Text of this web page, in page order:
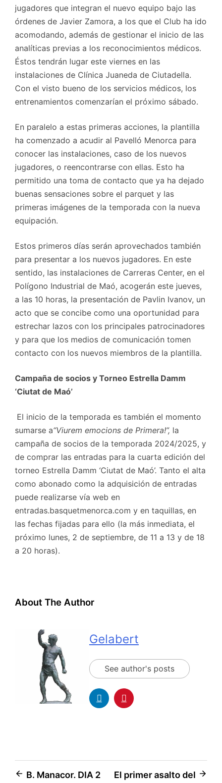
jugadores que integran el nuevo equipo bajo las
órdenes de Javier Zamora, a los que el Club ha ido
acomodando, además de gestionar el inicio de las
analíticas previas a los reconocimientos médicos.
Éstos tendrán lugar este viernes en las
instalaciones de Clínica Juaneda de Ciutadella.
Con el visto bueno de los servicios médicos, los
entrenamientos comenzarían el próximo sábado.
En paralelo a estas primeras acciones, la plantilla
ha comenzado a acudir al Pavelló Menorca para
conocer las instalaciones, caso de los nuevos
jugadores, o reencontrarse con ellas. Esto ha
permitido una toma de contacto que ya ha dejado
buenas sensaciones sobre el parquet y las
primeras imágenes de la temporada con la nueva
equipación.
Estos primeros días serán aprovechados también
para presentar a los nuevos jugadores. En este
sentido, las instalaciones de Carreras Center, en el
Polígono Industrial de Maó, acogerán este jueves,
a las 10 horas, la presentación de Pavlin Ivanov, un
acto que se concibe como una oportunidad para
estrechar lazos con los principales patrocinadores
y para que los medios de comunicación tomen
contacto con los nuevos miembros de la plantilla.
Campaña de socios y Torneo Estrella Damm
‘Ciutat de Maó’
El inicio de la temporada es también el momento
sumarse a“Viurem emocions de Primera!”, la
campaña de socios de la temporada 2024/2025, y
de comprar las entradas para la cuarta edición del
torneo Estrella Damm ‘Ciutat de Maó’. Tanto el alta
como abonado como la adquisición de entradas
puede realizarse vía web en
entradas.basquetmenorca.com y en taquillas, en
las fechas fijadas para ello (la más inmediata, el
próximo lunes, 2 de septiembre, de 11 a 13 y de 18
a 20 horas).
About The Author
Gelabert
See author's posts
B. Manacor. DIA 2
El primer asalto del